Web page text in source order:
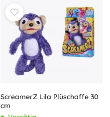
ScreamerZ Lila Plüschaffe 30
cm